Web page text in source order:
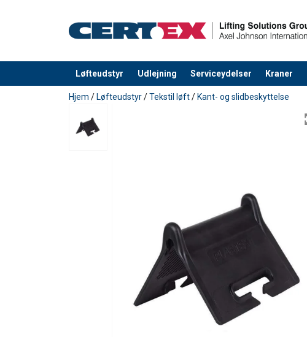
Løfteudstyr Udlejning Serviceydelser Kraner
Produktet blev tilføjet til din forespørgsel
Hjem / Løfteudstyr/Tekstil løft/ Kant- og slidbeskyttelse
Materiale:
Bemærk: